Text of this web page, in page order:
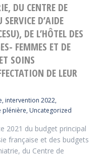
DU CENTRE DE
D’AIDE
DE L’HÔTEL DES
FEMMES ET DE
SOINS
DE LEUR
, intervention 2022,
plénière, Uncategorized
2021 du budget principal
française et des budgets
du Centre de